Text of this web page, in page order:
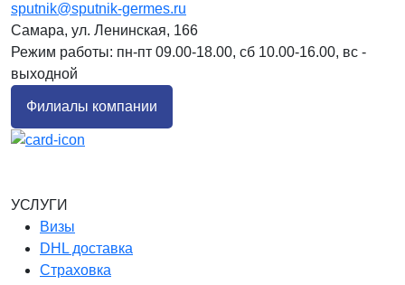
УСЛУГИ
Визы
DHL доставка
Страховка
sputnik@sputnik-germes.ru
Самара, ул. Ленинская, 166
Режим работы: пн-пт 09.00-18.00, сб 10.00-16.00, вс -
выходной
Филиалы компании